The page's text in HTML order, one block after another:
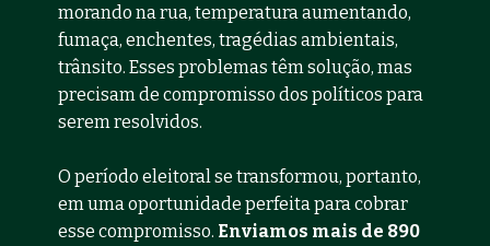
morando na rua, temperatura aumentando,
fumaça, enchentes, tragédias ambientais,
trânsito. Esses problemas têm solução, mas
precisam de compromisso dos políticos para
serem resolvidos.
O período eleitoral se transformou, portanto,
em uma oportunidade perfeita para cobrar
esse compromisso. Enviamos mais de 890